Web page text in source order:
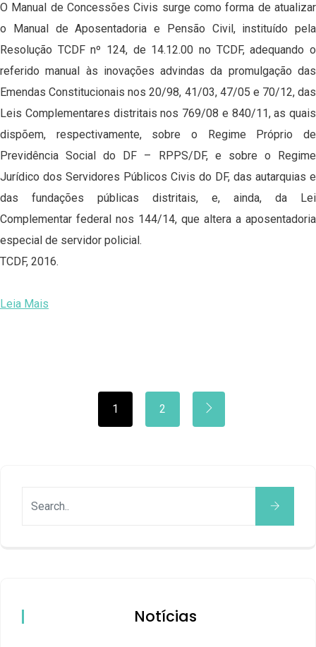
O Manual de Concessões Civis surge como forma de atualizar
o Manual de Aposentadoria e Pensão Civil, instituído pela
Resolução TCDF nº 124, de 14.12.00 no TCDF, adequando o
referido manual às inovações advindas da promulgação das
Emendas Constitucionais nos 20/98, 41/03, 47/05 e 70/12, das
Leis Complementares distritais nos 769/08 e 840/11, as quais
dispõem, respectivamente, sobre o Regime Próprio de
Previdência Social do DF – RPPS/DF, e sobre o Regime
Jurídico dos Servidores Públicos Civis do DF, das autarquias e
das fundações públicas distritais, e, ainda, da Lei
Complementar federal nos 144/14, que altera a aposentadoria
especial de servidor policial.
TCDF, 2016.
Leia Mais
1 2
Notícias